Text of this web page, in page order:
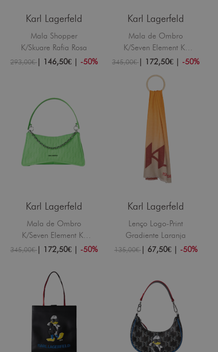
Karl Lagerfeld
Mala Shopper
K/Skuare Rafia Rosa
293,00€| 146,50€ | -50%
Karl Lagerfeld
Mala de Ombro
K/Seven Element KL
Monogram Amarela
345,00€| 172,50€ | -50%
Karl Lagerfeld
Mala de Ombro
K/Seven Element KL
Monogram Verde
345,00€| 172,50€ | -50%
Karl Lagerfeld
Lenço Logo-Print
Gradiente Laranja
135,00€| 67,50€| -50%